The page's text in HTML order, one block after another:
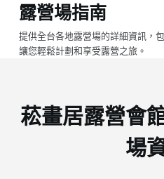
跳
至
主
容
露營場指南
提供全台各地露營場的詳細資訊，
讓您輕鬆計劃和享受露營之旅。
菘畫居露營會
場